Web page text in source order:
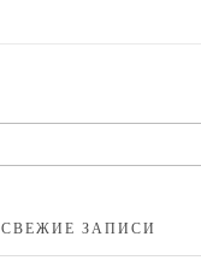
СВЕЖИЕ ЗАПИСИ